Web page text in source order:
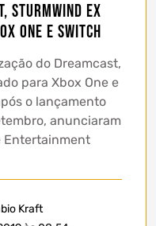
Sturmwind EX
One e Switch
do Dreamcast,
para Xbox One e
o lançamento
anunciaram
Entertainment
Kraft